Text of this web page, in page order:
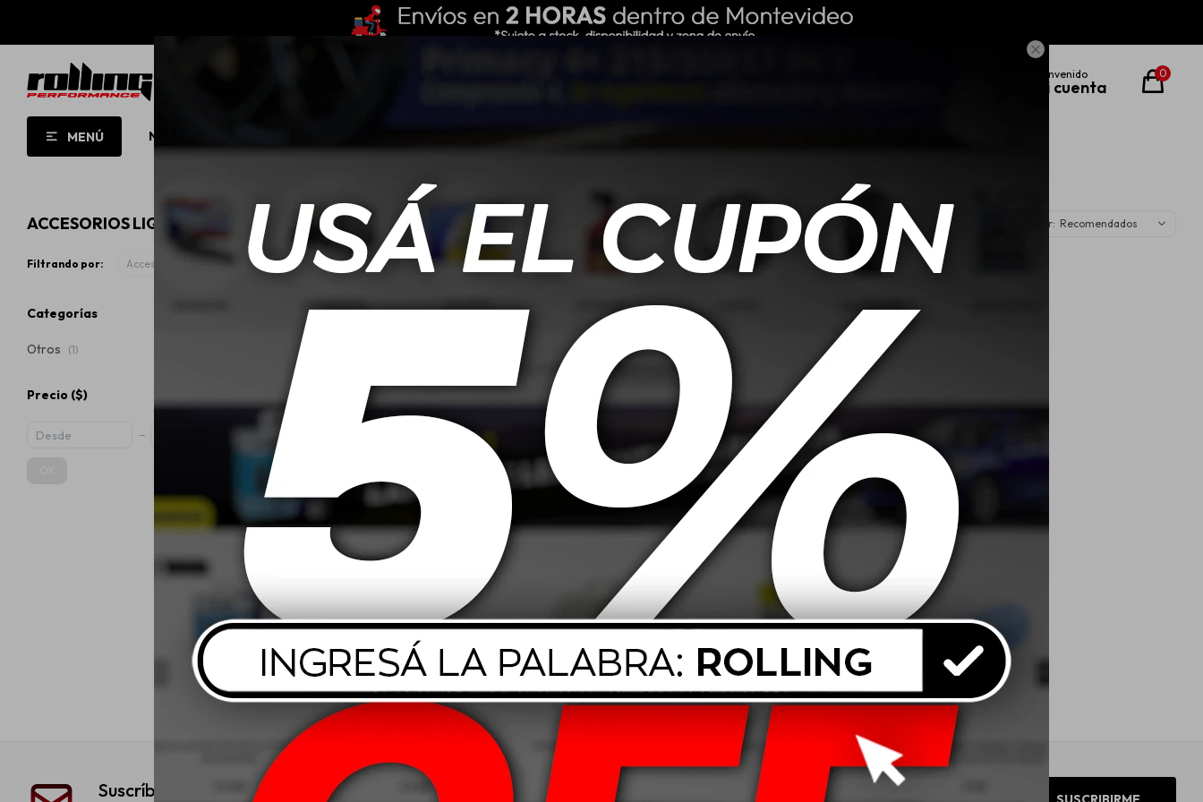

MENÚ NUEVO!
0
ACCESORIOS LIQUI MOLY Recomendados
Filtrando por: Accesorios
Liqui Moly Jabon Limpia
Parabrisas Premium 50ml
Categorías
Otros (1)
Precio ($)
Suscríbete a nuestra newsletter